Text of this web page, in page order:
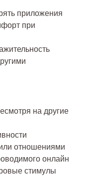
приложения
при
на другие
отношениями
онлайн
стимулы